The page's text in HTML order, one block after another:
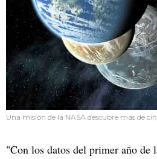
Una misión de la NASA descubre más de
"Con los datos del primer año de